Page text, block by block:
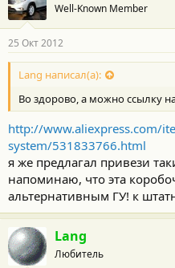
Well-Known Member
25 Окт 2012
Lang написал(а):
Во здорово, а можно ссылку
http://www.aliexpress.com/
system/531833766.html
я же предлагал привези
напоминаю, что эта
альтернативным ГУ! к
Lang
Любитель